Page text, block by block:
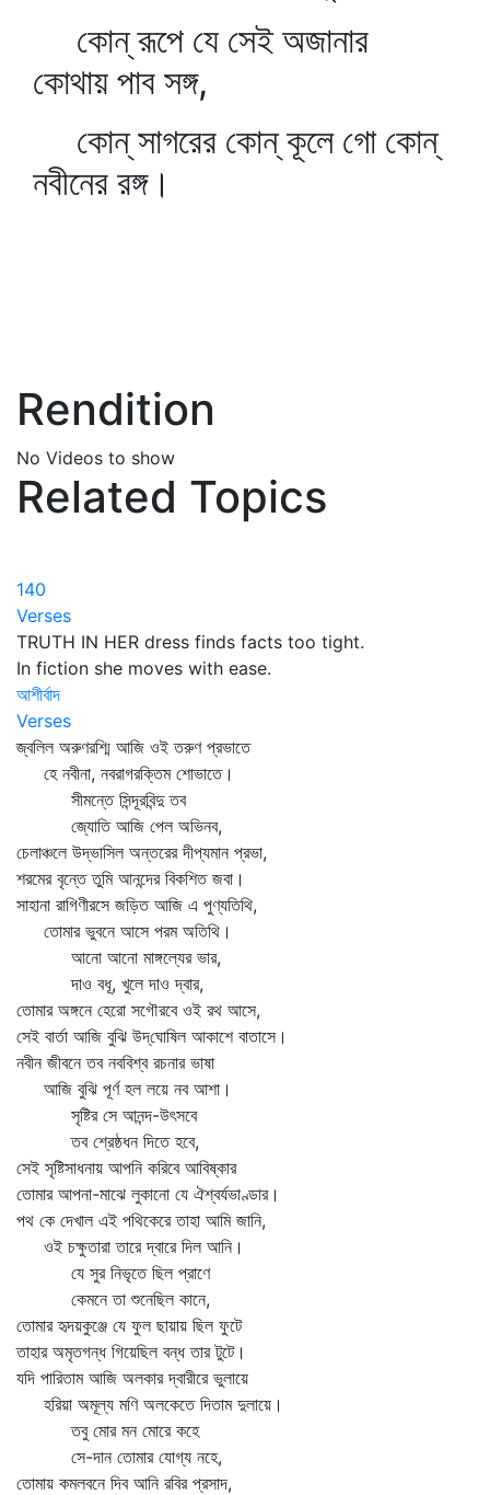
কোন্‌ রূপে যে সেই অজানার
কোথায় পাব সঙ্গ,
কোন্‌ সাগরের কোন্‌ কূলে গো কোন্‌
নবীনের রঙ্গ।
Rendition
No Videos to show
Related Topics
140
Verses
TRUTH IN HER dress finds facts too tight.
In fiction she moves with ease.
আশীর্বাদ
Verses
জ্বলিল অরুণরশ্মি আজি ওই তরুণ প্রভাতে
হে নবীনা, নবরাগরক্তিম শোভাতে।
সীমন্তে সিন্দূরবিন্দু তব
জ্যোতি আজি পেল অভিনব,
চেলাঞ্চলে উদ্ভাসিল অন্তরের দীপ্যমান প্রভা,
শরমের বৃন্তে তুমি আনন্দের বিকশিত জবা।
সাহানা রাগিণীরসে জড়িত আজি এ পুণ্যতিথি,
তোমার ভুবনে আসে পরম অতিথি।
আনো আনো মাঙ্গল্যের ভার,
দাও বধূ, খুলে দাও দ্বার,
তোমার অঙ্গনে হেরো সগৌরবে ওই রথ আসে,
সেই বার্তা আজি বুঝি উদ্‌ঘোষিল আকাশে বাতাসে।
নবীন জীবনে তব নববিশ্ব রচনার ভাষা
আজি বুঝি পূর্ণ হল লয়ে নব আশা।
সৃষ্টির সে আনন্দ-উৎসবে
তব শ্রেষ্ঠধন দিতে হবে,
সেই সৃষ্টিসাধনায় আপনি করিবে আবিষ্কার
তোমার আপনা-মাঝে লুকানো যে ঐশ্বর্যভাণ্ডার।
পথ কে দেখাল এই পথিকেরে তাহা আমি জানি,
ওই চক্ষুতারা তারে দ্বারে দিল আনি।
যে সুর নিভৃতে ছিল প্রাণে
কেমনে তা শুনেছিল কানে,
তোমার হৃদয়কুঞ্জে যে ফুল ছায়ায় ছিল ফুটে
তাহার অমৃতগন্ধ গিয়েছিল বন্ধ তার টুটে।
যদি পারিতাম আজি অলকার দ্বারীরে ভুলায়ে
হরিয়া অমূল্য মণি অলকেতে দিতাম দুলায়ে।
তবু মোর মন মোরে কহে
সে-দান তোমার যোগ্য নহে,
তোমায় কমলবনে দিব আনি রবির প্রসাদ,